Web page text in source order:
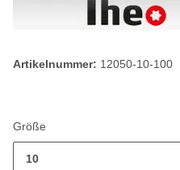
Artikelnummer: 12050-10-100
Größe
10